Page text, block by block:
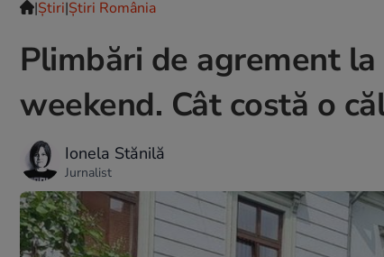
|Ştiri|Știri România
Plimbări de agrement
weekend. Cât costă o
Ionela Stănilă
Jurnalist